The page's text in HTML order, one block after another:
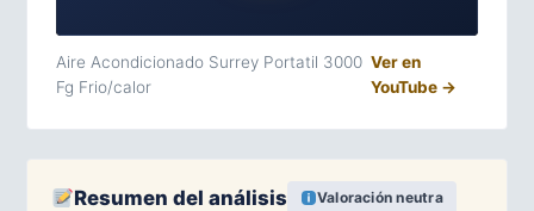
Aire Acondicionado Surrey Portatil 3000
Fg Frio/calor
Ver en
YouTube →
Resumen del análisis Valoración neutra